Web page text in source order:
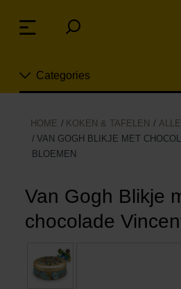
links
over
naar
menu
Categories
Nieuw
Sieraden
Mode
Wonen
Koken & tafelen
HOME KOKEN & TAFELEN
VAN GOGH BLIKJE MET
BLOEMEN
Van Gogh Blikje
chocolade
Menu